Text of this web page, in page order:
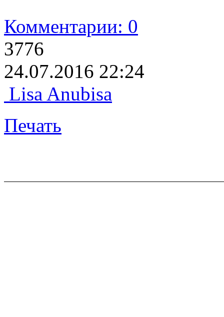
Комментарии: 0
3776
24.07.2016 22:24
Lisa Anubisa
Печать